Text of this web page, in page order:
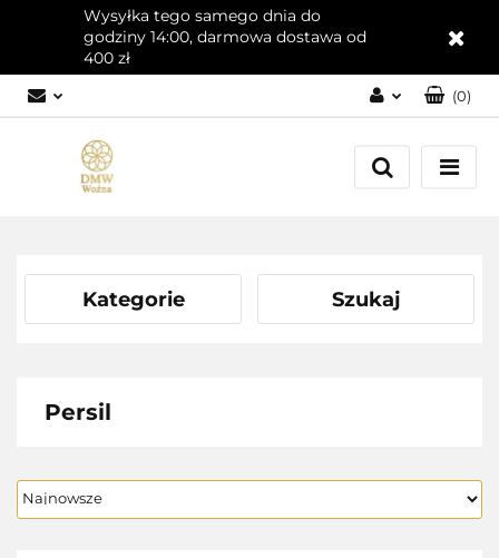
Wysyłka tego samego dnia do
godziny 14:00, darmowa dostawa od
400 zł
Zaloguj się
Załóż konto
(0)
Kategorie Szukaj
Persil